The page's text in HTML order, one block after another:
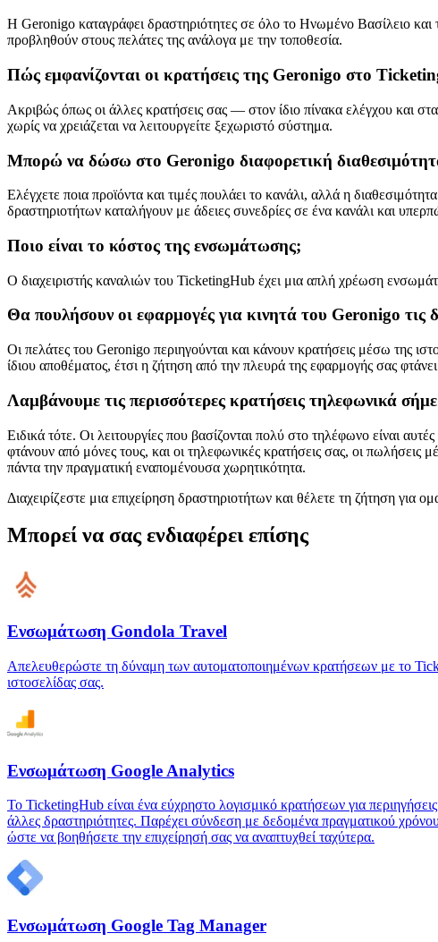
Η Geronigo καταγράφει δραστηριότητες σε όλο το Ηνωμένο Βασίλειο και
προβληθούν στους πελάτες της ανάλογα με την τοποθεσία.
Πώς εμφανίζονται οι κρατήσεις της Geronigo στο
Ακριβώς όπως οι άλλες κρατήσεις σας — στον ίδιο πίνακα ελέγχου και
χωρίς να χρειάζεται να λειτουργείτε ξεχωριστό σύστημα.
Μπορώ να δώσω στο Geronigo διαφορετική
Ελέγχετε ποια προϊόντα και τιμές πουλάει το κανάλι, αλλά η
δραστηριοτήτων καταλήγουν με άδειες συνεδρίες σε ένα κανάλι και
Ποιο είναι το κόστος της ενσωμάτωσης;
Ο διαχειριστής καναλιών του TicketingHub έχει μια απλή χρέωση
Θα πουλήσουν οι εφαρμογές για κινητά του Geronigo τις
Οι πελάτες του Geronigo περιηγούνται και κάνουν κρατήσεις μέσω της
ίδιου αποθέματος, έτσι η ζήτηση από την πλευρά της εφαρμογής σας
Λαμβάνουμε τις περισσότερες κρατήσεις τηλεφωνικά
Ειδικά τότε. Οι λειτουργίες που βασίζονται πολύ στο τηλέφωνο είναι
φτάνουν από μόνες τους, και οι τηλεφωνικές κρατήσεις σας, οι
πάντα την πραγματική εναπομένουσα χωρητικότητα.
Διαχειρίζεστε μια επιχείρηση δραστηριοτήτων και θέλετε τη ζήτηση για
Μπορεί να σας ενδιαφέρει επίσης
Ενσωμάτωση Gondola Travel
Απελευθερώστε τη δύναμη των αυτοματοποιημένων κρατήσεων με το
ιστοσελίδας σας.
Ενσωμάτωση Google Analytics
Το TicketingHub είναι ένα εύχρηστο λογισμικό κρατήσεων για
άλλες δραστηριότητες. Παρέχει σύνδεση με δεδομένα πραγματικού
ώστε να βοηθήσετε την επιχείρησή σας να αναπτυχθεί ταχύτερα.
Ενσωμάτωση Google Tag Manager